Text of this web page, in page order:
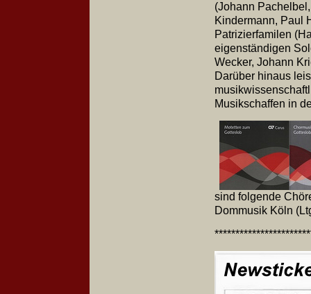
(Johann
Kindermann, Paul
Patrizierfamilen
eigenständigen
Wecker, Johann
Darüber hinaus
Musikschaffen in
sind folgende
Dommusik Köln